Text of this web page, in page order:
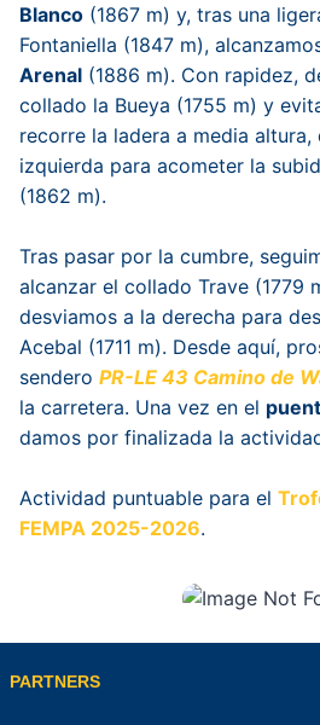
Blanco (1867 m) y, tras una
Fontaniella (1847 m),
Arenal (1886 m). Con rapidez,
collado la Bueya (1755 m) y
recorre la ladera a media altura,
izquierda para acometer la
(1862 m).
Tras pasar por la cumbre,
alcanzar el collado Trave (1779
desviamos a la derecha para
Acebal (1711 m). Desde aquí,
sendero PR-LE 43 Camino de
la carretera. Una vez en el
damos por finalizada la
Actividad puntuable para el
FEMPA 2025-2026.
PARTNERS